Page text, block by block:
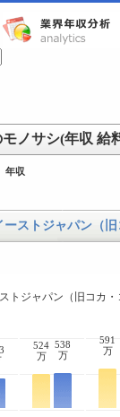
ノサシ(年収 給
年収
ーストジャパン（
トジャパン（旧コカ
524
万
538
万
591
万